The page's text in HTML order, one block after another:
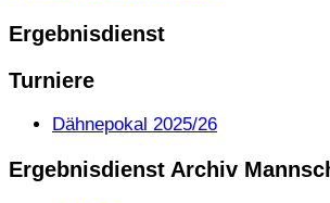
Ergebnisdienst
Turniere
Dähnepokal 2025/26
Ergebnisdienst Archiv